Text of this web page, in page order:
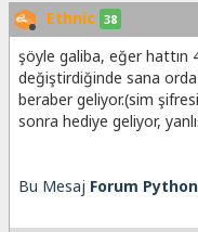
Ethnic 38
şöyle galiba, eğer hattın
değiştirdiğinde sana
beraber geliyor.(sim
sonra hediye geliyor,
Bu Mesaj Forum